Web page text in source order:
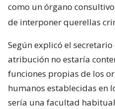
como un órgano
de interponer querellas
Según explicó el secretario
atribución no estaría
funciones propias de los
humanos establecidas en
sería una facultad